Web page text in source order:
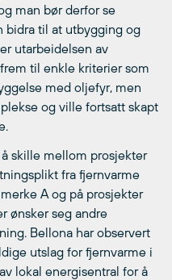
man bør derfor se
bidra til at utbygging og
utarbeidelsen av
til enkle kriterier som
med oljefyr, men
og ville fortsatt skapt
skille mellom prosjekter
fra fjernvarme
A og på prosjekter
ønsker seg andre
Bellona har observert
utslag for fjernvarme i
lokal energisentral for å